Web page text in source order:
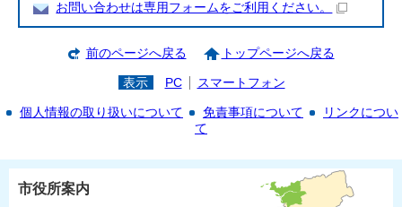
お問い合わせは専用フォームをご利用ください。
前のページへ戻る トップページへ戻る
表示 PC スマートフォン
個人情報の取り扱いについて 免責事項について
リンクについ
て
市役所案内